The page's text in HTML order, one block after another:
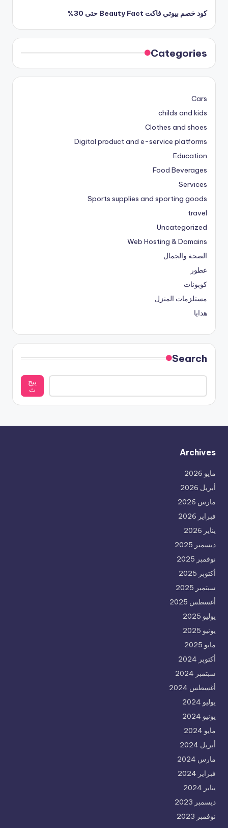
كود خصم بيوتي فاكت Beauty Fact حتى 30%
Categories
Cars
childs and kids
Clothes and shoes
Digital product and e-service platforms
Education
Food Beverages
Services
Sports supplies and sporting goods
travel
Uncategorized
Web Hosting & Domains
الصحة والجمال
عطور
كوبونات
مستلزمات المنزل
هدايا
Search
يبح
ث
Archives
مايو 2026
أبريل 2026
مارس 2026
فبراير 2026
يناير 2026
ديسمبر 2025
نوفمبر 2025
أكتوبر 2025
سبتمبر 2025
أغسطس 2025
يوليو 2025
يونيو 2025
مايو 2025
أكتوبر 2024
سبتمبر 2024
أغسطس 2024
يوليو 2024
يونيو 2024
مايو 2024
أبريل 2024
مارس 2024
فبراير 2024
يناير 2024
ديسمبر 2023
نوفمبر 2023